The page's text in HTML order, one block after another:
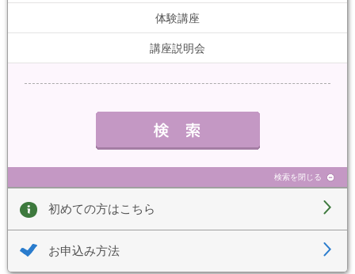
体験講座
講座説明会
検索を閉じる
初めての方はこちら
お申込み方法